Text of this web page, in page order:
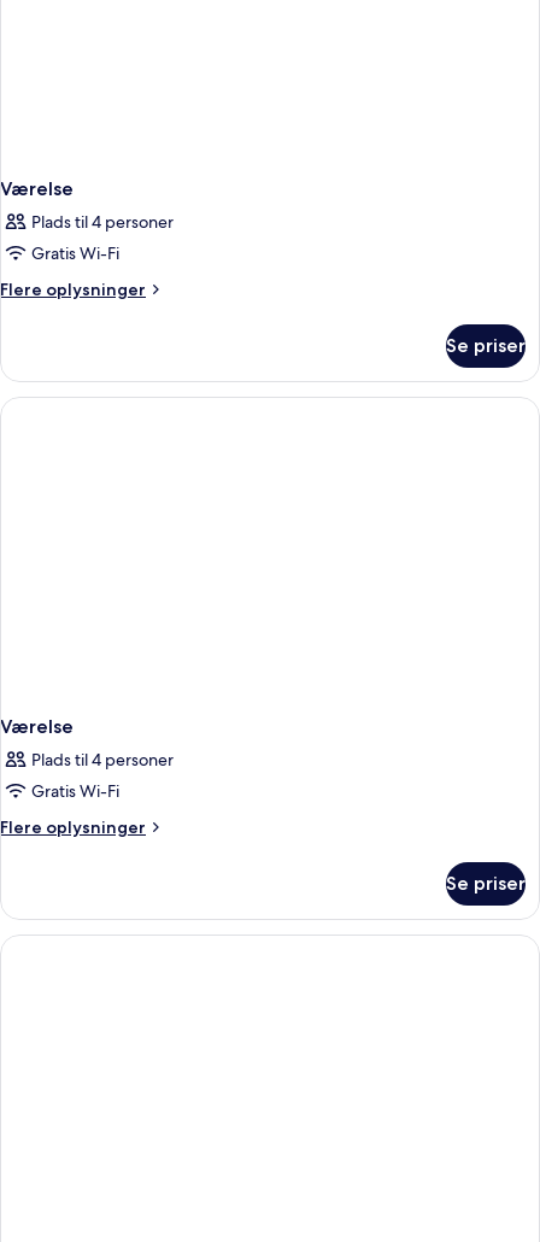
Værelse
Plads til 4 personer
Gratis Wi-Fi
Flere oplysninger
Flere
Se priser
Værelse
Plads til 4 personer
Gratis Wi-Fi
Flere oplysninger
Flere
Se priser